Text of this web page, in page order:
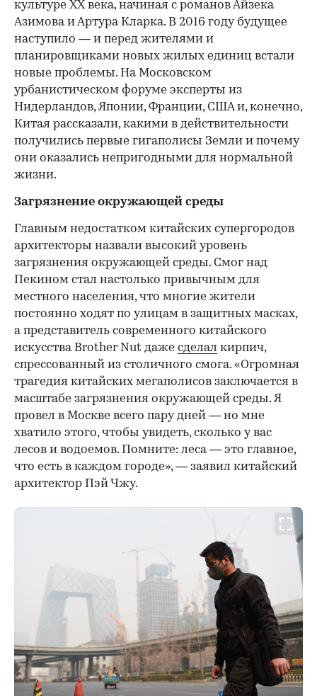
культуре XX века, начиная с романов Айзека
Азимова и Артура Кларка. В 2016 году будущее
наступило — и перед жителями и
планировщиками новых жилых единиц встали
новые проблемы. На Московском
урбанистическом форуме эксперты из
Нидерландов, Японии, Франции, США и, конечно,
Китая рассказали, какими в действительности
получились первые гигаполисы Земли и почему
они оказались непригодными для нормальной
жизни.
Загрязнение окружающей среды
Главным недостатком китайских супергородов
архитекторы назвали высокий уровень
загрязнения окружающей среды. Смог над
Пекином стал настолько привычным для
местного населения, что многие жители
постоянно ходят по улицам в защитных масках,
а представитель современного китайского
искусства Brother Nut даже сделал кирпич,
спрессованный из столичного смога. «Огромная
трагедия китайских мегаполисов заключается в
масштабе загрязнения окружающей среды. Я
провел в Москве всего пару дней — но мне
хватило этого, чтобы увидеть, сколько у вас
лесов и водоемов. Помните: леса — это главное,
что есть в каждом городе», — заявил китайский
архитектор Пэй Чжу.